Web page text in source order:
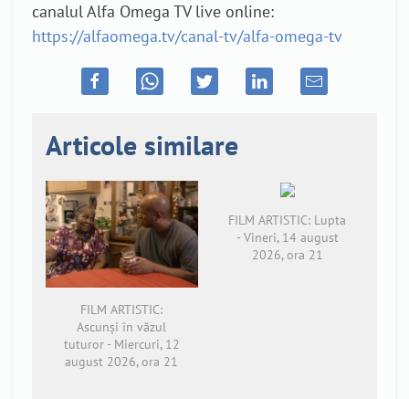
canalul Alfa Omega TV live online:
https://alfaomega.tv/canal-tv/alfa-omega-tv
Articole similare
FILM ARTISTIC:
Ascunși în văzul
tuturor - Miercuri, 12
august 2026, ora 21
FILM ARTISTIC: Lupta
- Vineri, 14 august
2026, ora 21